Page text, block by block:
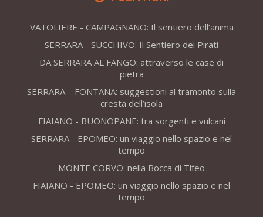
VATOLIERE - CAMPAGNANO: Il sentiero dell’anima
SERRARA - SUCCHIVO: Il Sentiero dei Pirati
DA SERRARA AL FANGO: attraverso le case di
pietra
SERRARA – FONTANA: suggestioni al tramonto sulla
cresta dell’isola
FIAIANO - BUONOPANE: tra sorgenti e vulcani
SERRARA - EPOMEO: un viaggio nello spazio e nel
tempo
MONTE CORVO: nella Bocca di Tifeo
FIAIANO - EPOMEO: un viaggio nello spazio e nel
tempo